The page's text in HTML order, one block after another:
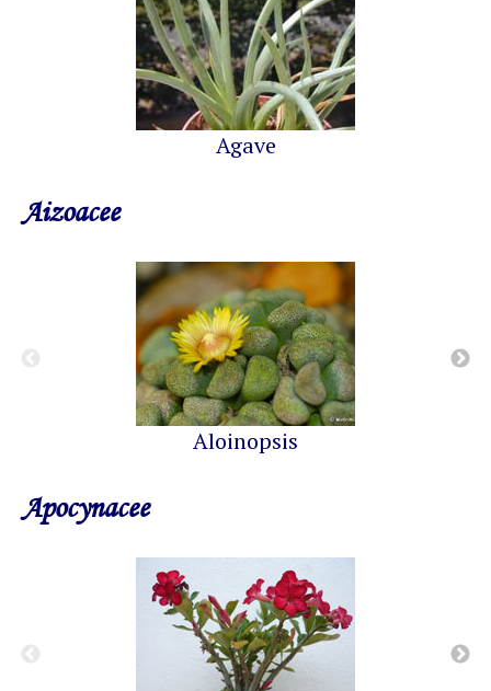
Agave
Aizoacee
Aloinopsis
Apocynacee